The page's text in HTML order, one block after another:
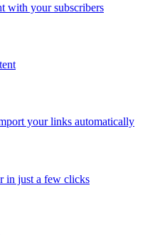
with your subscribers
your links automatically
in just a few clicks